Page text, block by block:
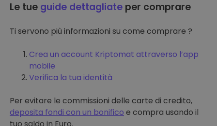
Le tue guide dettagliate per comprare
Ti servono più informazioni su come comprare ?
Crea un account Kriptomat attraverso l’app
mobile
Verifica la tua identità
Per evitare le commissioni delle carte di credito,
deposita fondi con un bonifico e compra usando il